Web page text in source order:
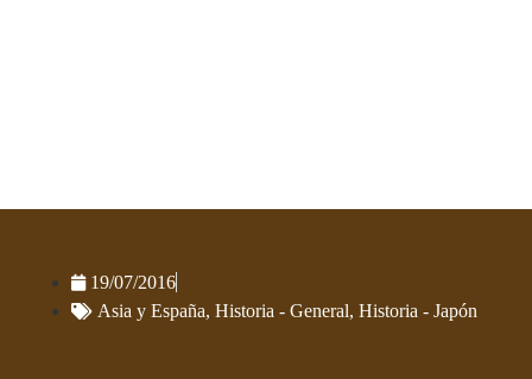
19/07/2016
Asia y España, Historia - General, Historia - Japón